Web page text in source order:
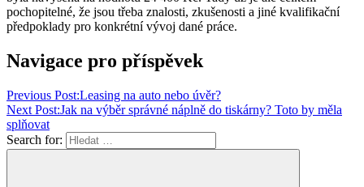
pochopitelné, že jsou třeba znalosti, zkušenosti a jiné kvalifikační
předpoklady pro konkrétní vývoj dané práce.
Navigace pro příspěvek
Previous Post:Leasing na auto nebo úvěr?
Next Post:Jak na výběr správné náplně do tiskárny? Toto by měla
splňovat
Search for: